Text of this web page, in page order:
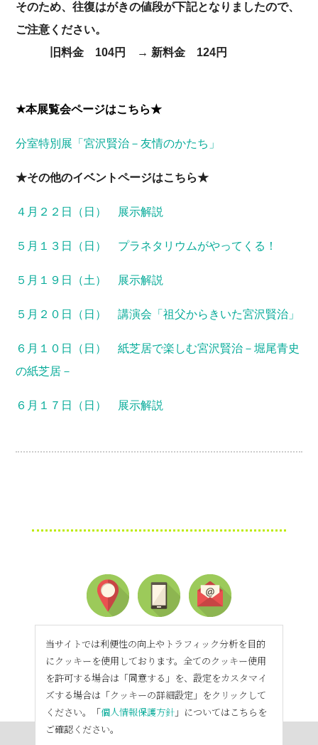
そのため、往復はがきの値段が下記となりましたので、
ご注意ください。
旧料金 104円 → 新料金 124円
★本展覧会ページはこちら★
分室特別展「宮沢賢治－友情のかたち」
★その他のイベントページはこちら★
４月２２日（日） 展示解説
５月１３日（日） プラネタリウムがやってくる！
５月１９日（土） 展示解説
５月２０日（日） 講演会「祖父からきいた宮沢賢治」
６月１０日（日） 紙芝居で楽しむ宮沢賢治－堀尾青史
の紙芝居－
６月１７日（日） 展示解説
当サイトでは利便性の向上やトラフィック分析を目的
にクッキーを使用しております。全てのクッキー使用
を許可する場合は「同意する」を、設定をカスタマイ
ズする場合は「クッキーの詳細設定」をクリックして
ください。「個人情報保護方針 」についてはこちらを
ご確認ください。